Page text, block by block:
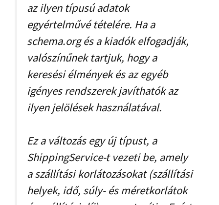
az ilyen típusú adatok
egyértelművé tételére. Ha a
schema.org és a kiadók elfogadják,
valószínűnek tartjuk, hogy a
keresési élmények és az egyéb
igényes rendszerek javíthatók az
ilyen jelölések használatával.
Ez a változás egy új típust, a
ShippingService-t vezeti be, amely
a szállítási korlátozásokat (szállítási
helyek, idő, súly- és méretkorlátok